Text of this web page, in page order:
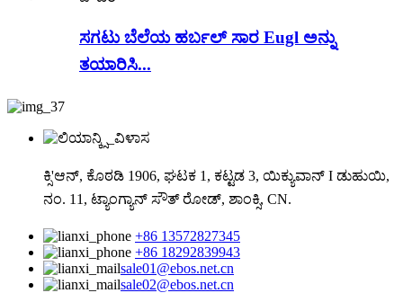
ಸಗಟು ಬೆಲೆಯ ಹರ್ಬಲ್ ಸಾರ Eugl ಅನ್ನು
ತಯಾರಿಸಿ...
ಕ್ಸಿ'ಆನ್, ಕೊಠಡಿ 1906, ಘಟಕ 1, ಕಟ್ಟಡ 3, ಯಿಕ್ಯುವಾನ್ I ಡುಹುಯಿ,
ನಂ. 11, ಟ್ಯಾಂಗ್ಯಾನ್ ಸೌತ್ ರೋಡ್, ಶಾಂಕ್ಸಿ, CN.
+86 13572827345
+86 18292839943
sale01@ebos.net.cn
sale02@ebos.net.cn